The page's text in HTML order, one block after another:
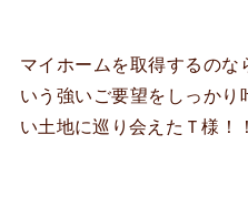
マイホームを取得するのな
いう強いご要望をしっかり
い土地に巡り会えたＴ様！！